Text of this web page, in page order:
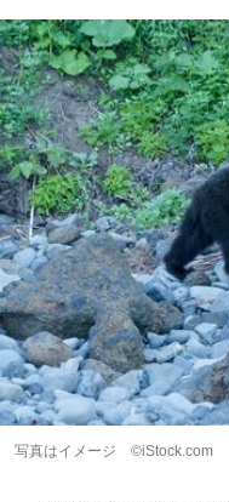
写真はイメージ ©iStock.com